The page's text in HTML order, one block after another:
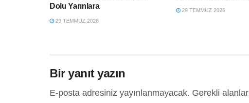
Dolu Yarınlara
29 TEMMUZ 2026
29 TEMMUZ 2026
Bir yanıt yazın
E-posta adresiniz yayınlanmayacak. Gerekli alanlar